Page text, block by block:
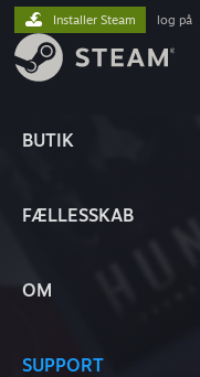
BUTIK
FÆLLESSKAB
OM
SUPPORT
Installer Steam log på